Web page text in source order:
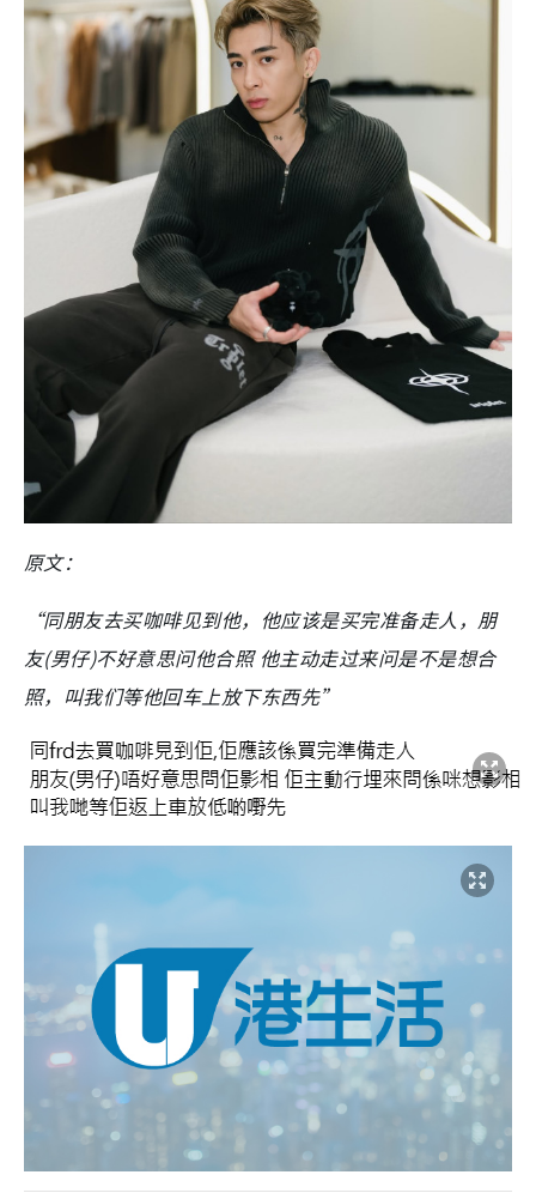
原文：
“同朋友去买咖啡见到他，他应该是买完准备走人， 朋
友(男仔)不好意思问他合照 他主动走过来问是不是想合
照， 叫我们等他回车上放下东西先”